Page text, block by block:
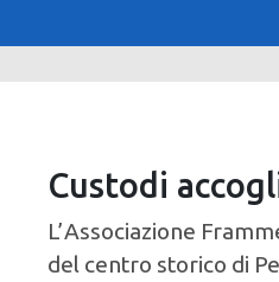
Custodi
L’Associazione
del centro storico di